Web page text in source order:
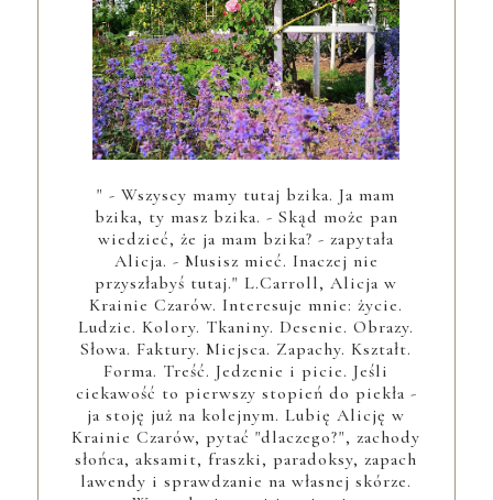
" - Wszyscy mamy tutaj bzika. Ja mam
bzika, ty masz bzika. - Skąd może pan
wiedzieć, że ja mam bzika? - zapytała
Alicja. - Musisz mieć. Inaczej nie
przyszłabyś tutaj." L.Carroll, Alicja w
Krainie Czarów. Interesuje mnie: życie.
Ludzie. Kolory. Tkaniny. Desenie. Obrazy.
Słowa. Faktury. Miejsca. Zapachy. Kształt.
Forma. Treść. Jedzenie i picie. Jeśli
ciekawość to pierwszy stopień do piekła -
ja stoję już na kolejnym. Lubię Alicję w
Krainie Czarów, pytać "dlaczego?", zachody
słońca, aksamit, fraszki, paradoksy, zapach
lawendy i sprawdzanie na własnej skórze.